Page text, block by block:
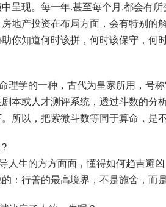
呈现。每一年.甚至每个月.都会有所
地产投资在布局方面，会有特别的解
你知道何时该拼，何时该保守，何
理学的一种，古代为皇家所用，号
本或人才测评系统，透过斗数的分
所以，把紫微斗数等同于算命，是
人生的方方面面，懂得如何趋吉避
：行善的最高境界，不是施舍，而是